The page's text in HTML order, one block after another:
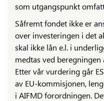
som utgangspunkt
Såfremt fondet ikke er
over investeringen i det
skal ikke lån e.l. i
medtas ved
Etter vår vurdering går
av EU-kommisjonen,
i AIFMD forordningen.